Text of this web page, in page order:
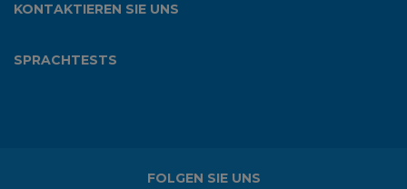
KONTAKTIEREN SIE UNS
SPRACHTESTS
FOLGEN SIE UNS